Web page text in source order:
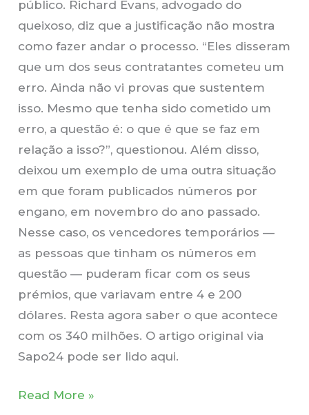
público. Richard Evans, advogado do
queixoso, diz que a justificação não mostra
como fazer andar o processo. “Eles disseram
que um dos seus contratantes cometeu um
erro. Ainda não vi provas que sustentem
isso. Mesmo que tenha sido cometido um
erro, a questão é: o que é que se faz em
relação a isso?”, questionou. Além disso,
deixou um exemplo de uma outra situação
em que foram publicados números por
engano, em novembro do ano passado.
Nesse caso, os vencedores temporários —
as pessoas que tinham os números em
questão — puderam ficar com os seus
prémios, que variavam entre 4 e 200
dólares. Resta agora saber o que acontece
com os 340 milhões. O artigo original via
Sapo24 pode ser lido aqui.
Read More »